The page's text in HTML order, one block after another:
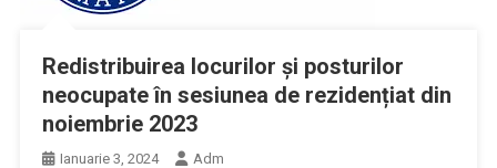
Redistribuirea locurilor și posturilor
neocupate în sesiunea de rezidențiat din
noiembrie 2023
Ianuarie 3, 2024 Adm